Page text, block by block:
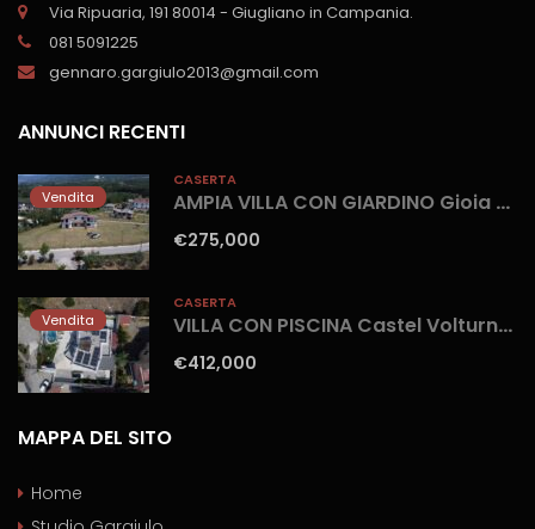
Via Ripuaria, 191 80014 - Giugliano in Campania.
081 5091225
gennaro.gargiulo2013@gmail.com
ANNUNCI RECENTI
Vendita
CASERTA
AMPIA VILLA CON GIARDINO Gioia Sannitica
€275,000
Vendita
CASERTA
VILLA CON PISCINA Castel Volturno-Parco Europa
€412,000
MAPPA DEL SITO
Home